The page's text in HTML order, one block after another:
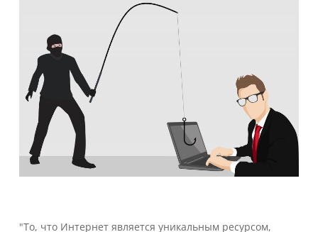
"То, что Интернет является уникальным ресурсом,